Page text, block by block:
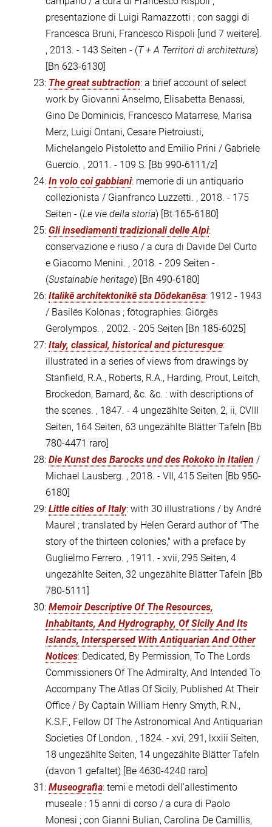
presentazione di Luigi Ramazzotti ; con saggi di
Francesca Bruni, Francesco Rispoli [und 7 weitere].
, 2013. - 143 Seiten - (T + A Territori di architettura)
[Bn 623-6130]
23: The great subtraction: a brief account of select
work by Giovanni Anselmo, Elisabetta Benassi,
Gino De Dominicis, Francesco Matarrese, Marisa
Merz, Luigi Ontani, Cesare Pietroiusti,
Michelangelo Pistoletto and Emilio Prini / Gabriele
Guercio. , 2011. - 109 S. [Bb 990-6111/z]
24: In volo coi gabbiani: memorie di un antiquario
collezionista / Gianfranco Luzzetti. , 2018. - 175
Seiten - (Le vie della storia) [Bt 165-6180]
25: Gli insediamenti tradizionali delle Alpi:
conservazione e riuso / a cura di Davide Del Curto
e Giacomo Menini. , 2018. - 209 Seiten -
(Sustainable heritage) [Bn 490-6180]
26: Italikē architektonikē sta Dōdekanēsa: 1912 - 1943
/ Basilēs Kolōnas ; fōtographies: Giōrgēs
Gerolympos. , 2002. - 205 Seiten [Bn 185-6025]
27: Italy, classical, historical and picturesque:
illustrated in a series of views from drawings by
Stanfield, R.A., Roberts, R.A., Harding, Prout, Leitch,
Brockedon, Barnard, &c. &c. : with descriptions of
the scenes. , 1847. - 4 ungezählte Seiten, 2, ii, CVIII
Seiten, 164 Seiten, 63 ungezählte Blätter Tafeln [Bb
780-4471 raro]
28: Die Kunst des Barocks und des Rokoko in Italien /
Michael Lausberg. , 2018. - VII, 415 Seiten [Bb 950-
6180]
29: Little cities of Italy: with 30 illustrations / by André
Maurel ; translated by Helen Gerard author of "The
story of the thirteen colonies," with a preface by
Guglielmo Ferrero. , 1911. - xvii, 295 Seiten, 4
ungezählte Seiten, 32 ungezählte Blätter Tafeln [Bb
780-5111]
30: Memoir Descriptive Of The Resources,
Inhabitants, And Hydrography, Of Sicily And Its
Islands, Interspersed With Antiquarian And Other
Notices: Dedicated, By Permission, To The Lords
Commissioners Of The Admiralty, And Intended To
Accompany The Atlas Of Sicily, Published At Their
Office / By Captain William Henry Smyth, R.N.,
K.S.F., Fellow Of The Astronomical And Antiquarian
Societies Of London. , 1824. - xvi, 291, lxxiii Seiten,
18 ungezählte Seiten, 14 ungezählte Blätter Tafeln
(davon 1 gefaltet) [Be 4630-4240 raro]
31: Museografia: temi e metodi dell'allestimento
museale : 15 anni di corso / a cura di Paolo
Monesi ; con Gianni Bulian, Carolina De Camillis,